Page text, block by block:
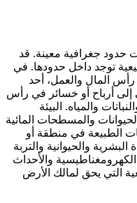
جغرافية معينة. قد
توجد داخل حدودها. في
رأس المال والعمل، أحد
إلى أرباح أو خسائر في رأس
والمياه. البيئة
والمسطحات المائية
الطبيعة في منطقة أو
والحيوانية والتربة
والأحداث
التي يحق لمالك الأرض